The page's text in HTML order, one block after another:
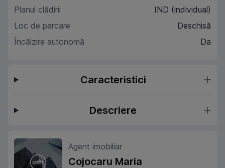
Planul clădirii
IND (individual)
Loc de parcare
Deschisă
Încălzire autonomă
Da
Caracteristici
Descriere
Agent imobiliar
Cojocaru Maria